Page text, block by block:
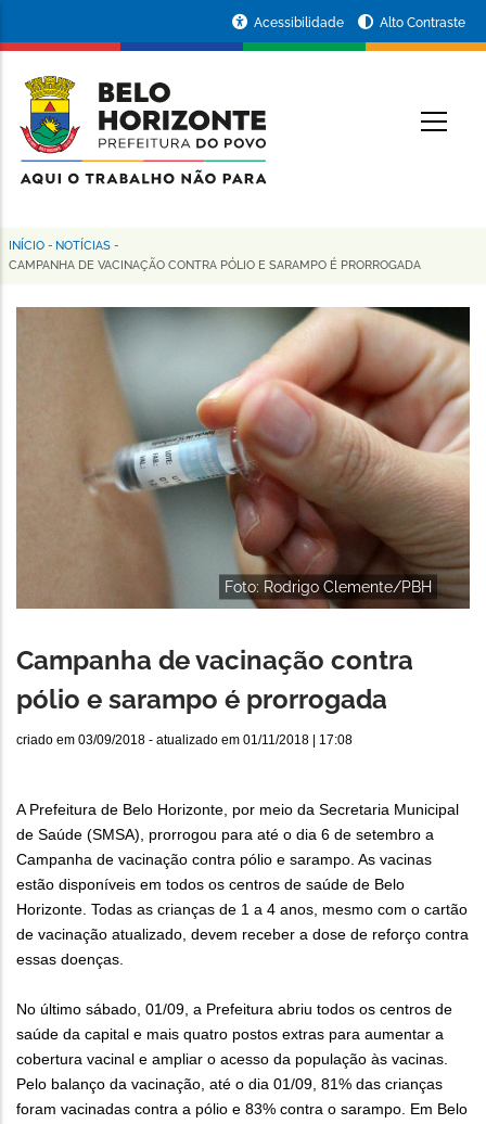
conteúdo
principal
da
Prefeitura
de
Horizonte
Acessibilidade Alto Contraste
Trilha
navegação
INÍCIO - NOTÍCIAS -
CAMPANHA DE VACINAÇÃO CONTRA PÓLIO E SARAMPO É PRORROGADA
Foto: Rodrigo Clemente/PBH
Campanha de vacinação contra
pólio e sarampo é prorrogada
criado em 03/09/2018 - atualizado em 01/11/2018 | 17:08
A Prefeitura de Belo Horizonte, por meio da Secretaria Municipal
de Saúde (SMSA), prorrogou para até o dia 6 de setembro a
Campanha de vacinação contra pólio e sarampo. As vacinas
estão disponíveis em todos os centros de saúde de Belo
Horizonte. Todas as crianças de 1 a 4 anos, mesmo com o cartão
de vacinação atualizado, devem receber a dose de reforço contra
essas doenças.
No último sábado, 01/09, a Prefeitura abriu todos os centros de
saúde da capital e mais quatro postos extras para aumentar a
cobertura vacinal e ampliar o acesso da população às vacinas.
Pelo balanço da vacinação, até o dia 01/09, 81% das crianças
foram vacinadas contra a pólio e 83% contra o sarampo. Em Belo